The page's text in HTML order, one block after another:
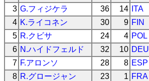
3 G.フィジケラ 36 14 ITA
4 K.ライコネン 30 9 FIN
5 R.クビサ 24 4 POL
6 N.ハイドフェルド 32 10 DEU
7 F.アロンソ 28 8 ESP
8 R.グロージャン 23 1 FRA